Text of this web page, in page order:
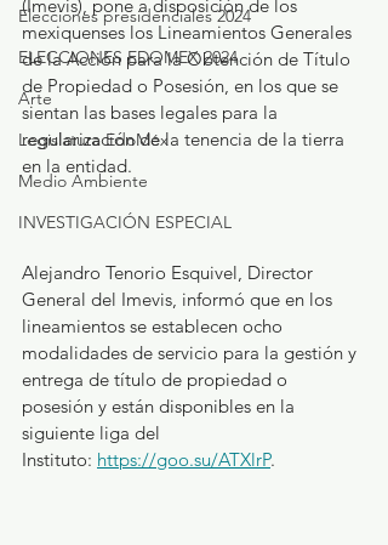
Elecciones presidenciales 2024
ELECCIONES EDOMEX 2024
Arte
Legislatura EdoMéx
Medio Ambiente
INVESTIGACIÓN ESPECIAL
(Imevis), pone a disposición de los
mexiquenses los Lineamientos Generales
de la Acción para la Obtención de Título
de Propiedad o Posesión, en los que se
sientan las bases legales para la
regularización de la tenencia de la tierra
en la entidad.
Alejandro Tenorio Esquivel, Director
General del Imevis, informó que en los
lineamientos se establecen ocho
modalidades de servicio para la gestión y
entrega de título de propiedad o
posesión y están disponibles en la
siguiente liga del
Instituto: https://goo.su/ATXlrP.